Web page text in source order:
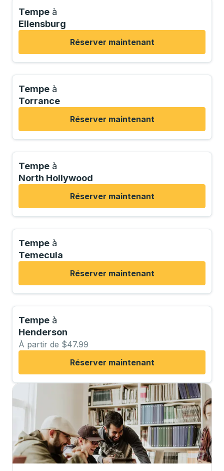
Tempe à
Ellensburg
Réserver maintenant
Tempe à
Torrance
Réserver maintenant
Tempe à
North Hollywood
Réserver maintenant
Tempe à
Temecula
Réserver maintenant
Tempe à
Henderson
À partir de $47.99
Réserver maintenant